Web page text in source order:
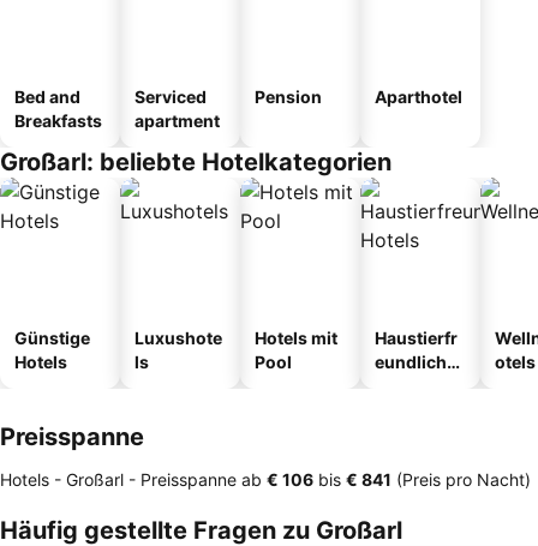
Bed and
Breakfasts
Serviced
apartment
Pension Aparthotel
Großarl: beliebte Hotelkategorien
Günstige
Hotels
Luxushote
ls
Hotels mit
Pool
Haustierfr
eundliche
otels
Preisspanne
Hotels - Großarl - Preisspanne ab ‎€ 106 bis ‎€ 841 (Preis pro Nacht)
Häufig gestellte Fragen zu Großarl